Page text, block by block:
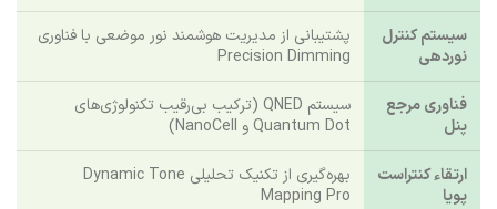
سیستم کنترل
نوردهی
پشتیبانی از مدیریت هوشمند نور موضعی با فناوری
Precision Dimming
فناوری مرجع
پنل
سیستم QNED (ترکیب بی‌رقیب تکنولوژی‌های
Quantum Dot و NanoCell)
ارتقاء کنتراست
پویا
بهره‌گیری از تکنیک تحلیلی Dynamic Tone
Mapping Pro